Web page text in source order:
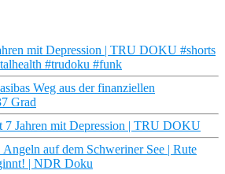
mit Depression | TRU DOKU #shorts
#trudoku #funk
Weg aus der finanziellen
Grad
7 Jahren mit Depression | TRU DOKU
Angeln auf dem Schweriner See | Rute
| NDR Doku